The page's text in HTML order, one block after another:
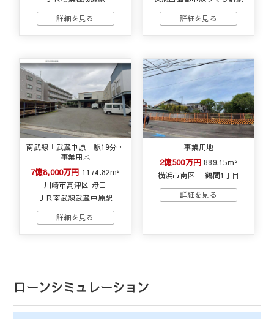
南武線「武蔵中原」駅19分・
事業用地
7億8,000万円 1174.82m²
川崎市高津区 母口
ＪＲ南武線武蔵中原駅
事業用地
2億500万円 889.15m²
横浜市南区 上鶴間1丁目
ローンシミュレーション